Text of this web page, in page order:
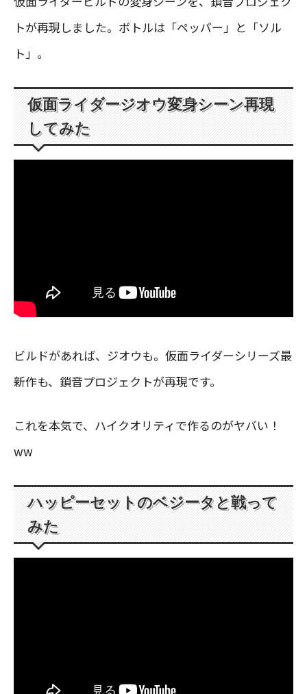
トが再現しました。ボトルは「ペッパー」と「ソル
ト」。
仮面ライダージオウ変身シーン再現
してみた
ビルドがあれば、ジオウも。仮面ライダーシリーズ最
新作も、鎖音プロジェクトが再現です。
これを本気で、ハイクオリティで作るのがヤバい！
ww
ハッピーセットのベジータと戦って
みた